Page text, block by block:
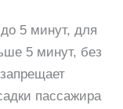
5 минут, для
5 минут, без
пассажира